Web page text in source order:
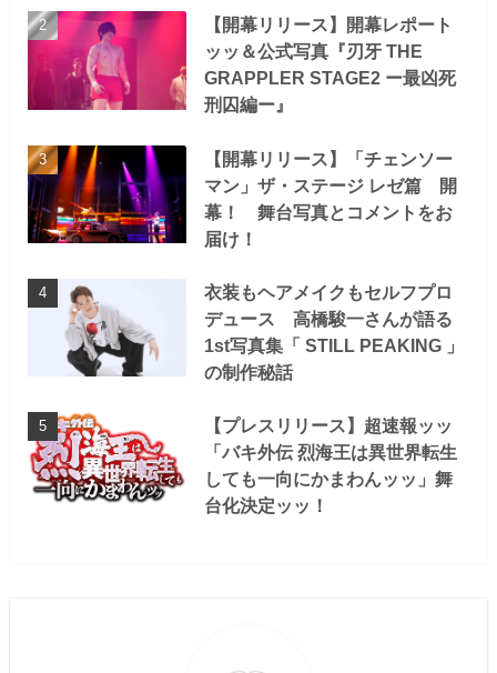
【開幕リリース】開幕レポート
ッッ＆公式写真『刃牙 THE
GRAPPLER STAGE2 ー最凶死
刑囚編ー』
【開幕リリース】「チェンソー
マン」ザ・ステージ レゼ篇 開
幕！ 舞台写真とコメントをお
届け！
衣装もヘアメイクもセルフプロ
デュース 高橋駿一さんが語る
1st写真集「 STILL PEAKING 」
の制作秘話
【プレスリリース】超速報ッッ
「バキ外伝 烈海王は異世界転生
しても一向にかまわんッッ」舞
台化決定ッッ！